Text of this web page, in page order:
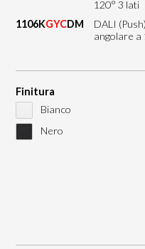
120° 3 lati
1106KGYCDM
DALI
angolare a
Finitura
Bianco
Nero